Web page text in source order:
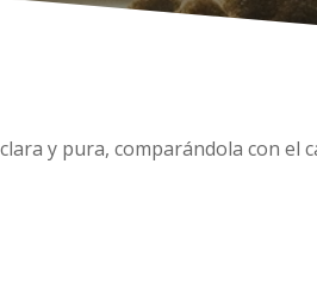
y pura, comparándola con el